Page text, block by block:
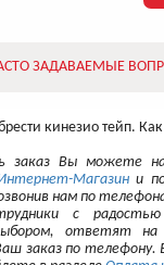
ЗАДАВАЕМЫЕ
кинезио тейп. Как
заказ Вы можете
Магазини
нам по
с
ответят на
заказ по телефону.